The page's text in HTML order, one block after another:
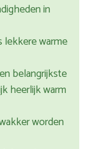
in
lekkere warme
belangrijkste
heerlijk warm
worden